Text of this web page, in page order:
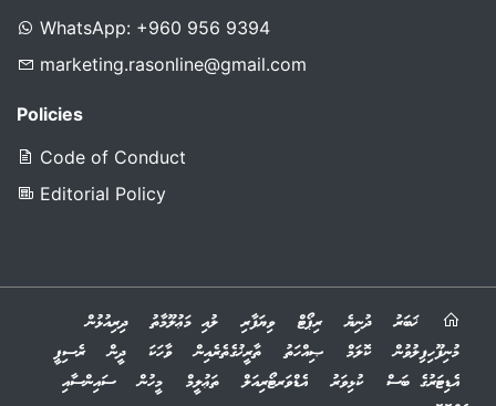
WhatsApp: +960 956 9394
marketing.rasonline@gmail.com
Policies
Code of Conduct
Editorial Policy
ޚަބަރު ދުނިޔެ ރިޕޯޓް ވިޔަފާރި ލުއި މަޢުލޫމާތު
ދިރިއުޅުން
މުނިފޫހިފިލުވުން
ކޮލަމް ޞިއްހަތު ތާރީޚުގެތެރެއިން ވާހަކަ ދީން
ރެސިޕީ
އެޑިޓަރުގެ ބަސް
ކުޅިވަރު އެޑްވަރޓޯރިއަލް ތަޢުލީމް މީހުން
ސައިންސާއި